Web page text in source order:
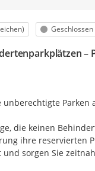
Status
Geschlossen
–
die keinen
ihre reservierten
sorgen Sie